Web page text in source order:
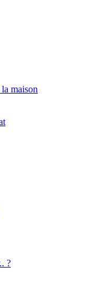
maison
?